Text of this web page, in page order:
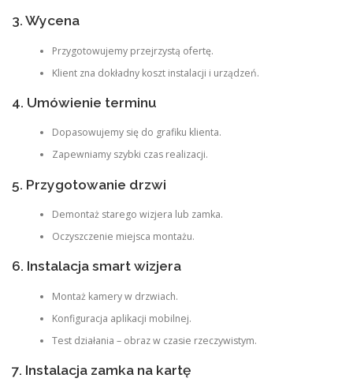
3. Wycena
Przygotowujemy przejrzystą ofertę.
Klient zna dokładny koszt instalacji i urządzeń.
4. Umówienie terminu
Dopasowujemy się do grafiku klienta.
Zapewniamy szybki czas realizacji.
5. Przygotowanie drzwi
Demontaż starego wizjera lub zamka.
Oczyszczenie miejsca montażu.
6. Instalacja smart wizjera
Montaż kamery w drzwiach.
Konfiguracja aplikacji mobilnej.
Test działania – obraz w czasie rzeczywistym.
7. Instalacja zamka na kartę